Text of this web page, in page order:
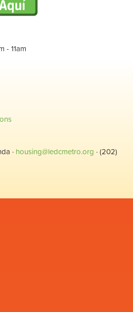
- 11am
· housing@ledcmetro.org · (202)